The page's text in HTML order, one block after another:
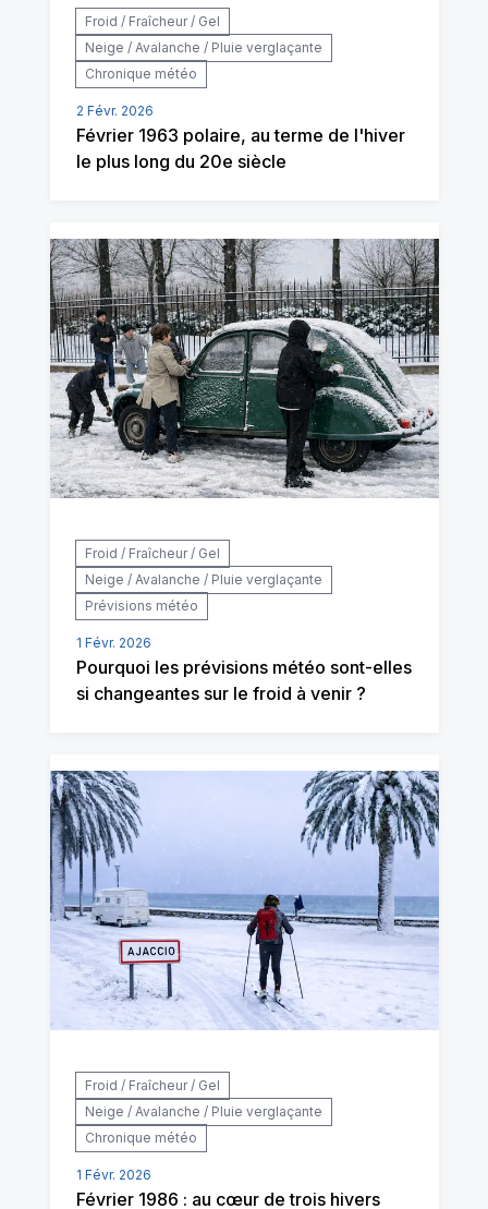
Froid / Fraîcheur / Gel
Neige / Avalanche / Pluie verglaçante
Chronique météo
2 Févr. 2026
Février 1963 polaire, au terme de l'hiver
le plus long du 20e siècle
Froid / Fraîcheur / Gel
Neige / Avalanche / Pluie verglaçante
Prévisions météo
1 Févr. 2026
Pourquoi les prévisions météo sont-elles
si changeantes sur le froid à venir ?
Froid / Fraîcheur / Gel
Neige / Avalanche / Pluie verglaçante
Chronique météo
1 Févr. 2026
Février 1986 : au cœur de trois hivers